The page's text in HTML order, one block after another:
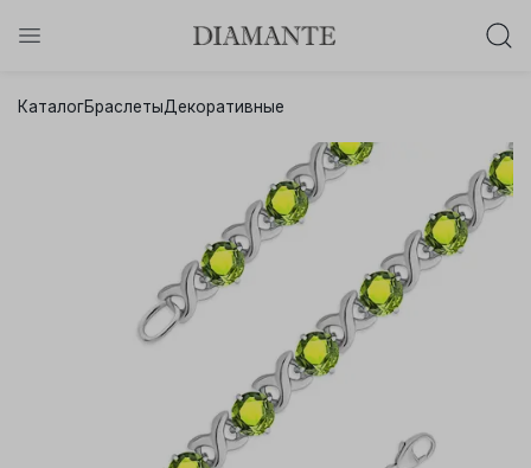
Осталось:
минут : 0
секунд
Хочу!
КаталогБраслетыДекоративные